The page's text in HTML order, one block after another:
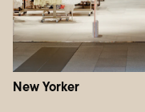
New Yorker